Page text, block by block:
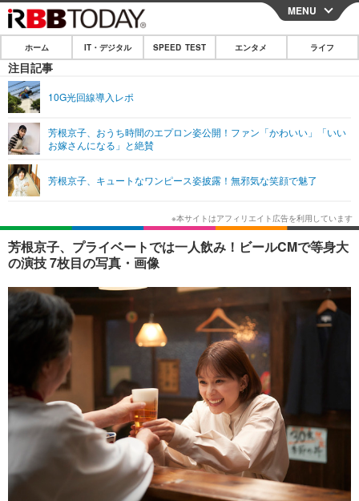
CLOSE
ホーム
IT・デジタル
ネタ
ショッピング その他
SPEED TEST
エンタメ
エンタメTOP 映画・ドラマ
韓国・芸能
音楽 スポーツ
ショッピング
ライフ
ライフTOP グルメ
ペット ショッピング
その他
リリース一覧
プッシュ通知の停止方法
MENU
ホーム IT・デジタル SPEED TEST エンタメ ライフ
注目記事
10G光回線導入レポ
芳根京子、おうち時間のエプロン姿公開！ファン「かわいい」「いい
お嫁さんになる」と絶賛
芳根京子、キュートなワンピース姿披露！無邪気な笑顔で魅了
芳根京子、プライベートでは一人飲み！ビールCMで等身大
の演技 7枚目の写真・画像